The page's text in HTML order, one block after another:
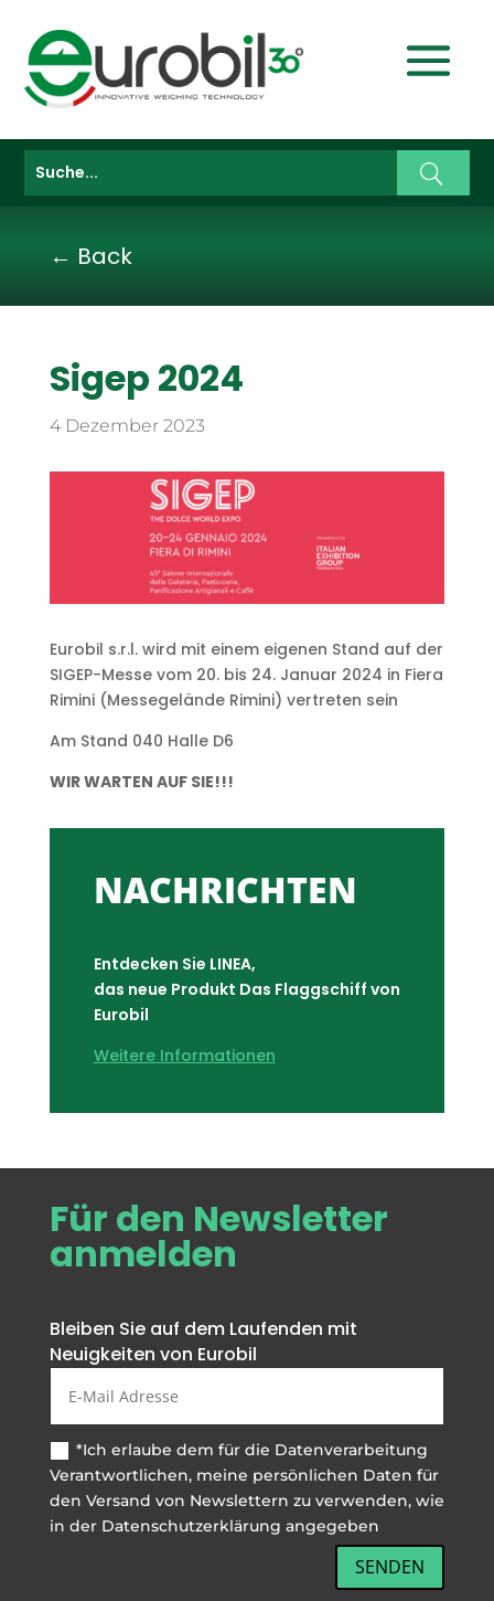
← Back
Sigep 2024
4 Dezember 2023
Eurobil s.r.l. wird mit einem eigenen Stand auf der
SIGEP-Messe vom 20. bis 24. Januar 2024 in Fiera
Rimini (Messegelände Rimini) vertreten sein
Am Stand 040 Halle D6
WIR WARTEN AUF SIE!!!
NACHRICHTEN
Entdecken Sie LINEA,
das neue Produkt Das Flaggschiff von
Eurobil
Weitere Informationen
Für den Newsletter
anmelden
Bleiben Sie auf dem Laufenden mit
Neuigkeiten von Eurobil
*Ich erlaube dem für die Datenverarbeitung
Verantwortlichen, meine persönlichen Daten für
den Versand von Newslettern zu verwenden, wie
in der Datenschutzerklärung angegeben
SENDEN